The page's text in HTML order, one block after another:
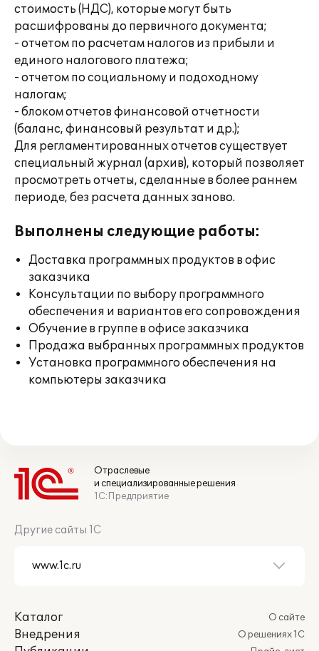
стоимость (НДС), которые могут быть
расшифрованы до первичного документа;
- отчетом по расчетам налогов из прибыли и
единого налогового платежа;
- отчетом по социальному и подоходному
налогам;
- блоком отчетов финансовой отчетности
(баланс, финансовый результат и др.);
Для регламентированных отчетов существует
специальный журнал (архив), который позволяет
просмотреть отчеты, сделанные в более раннем
периоде, без расчета данных заново.
Выполнены следующие работы:
Доставка программных продуктов в офис
заказчика
Консультации по выбору программного
обеспечения и вариантов его сопровождения
Обучение в группе в офисе заказчика
Продажа выбранных программных продуктов
Установка программного обеспечения на
компьютеры заказчика
Отраслевые
и специализированные решения
1С:Предприятие
Другие сайты 1С
Каталог
Внедрения
О сайте
О решениях 1С